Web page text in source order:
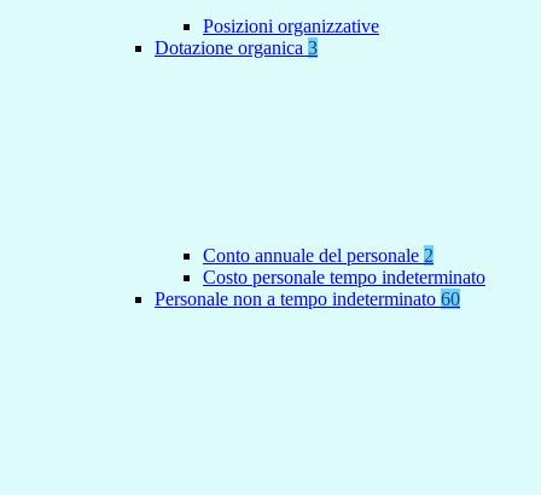
Posizioni organizzative
Dotazione organica 3
Conto annuale del personale 2
Costo personale tempo indeterminato
Personale non a tempo indeterminato 60